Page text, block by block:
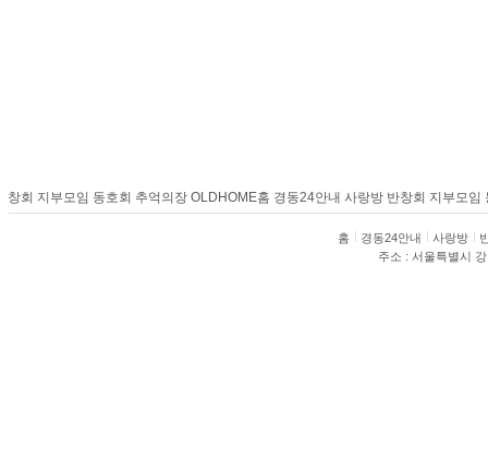
회 지부모임 동호회 추억의장 OLDHOME 홈 경동24안내 사랑방 반창회 지부모임
홈 경동24안내 사랑방
주소 : 서울특별시